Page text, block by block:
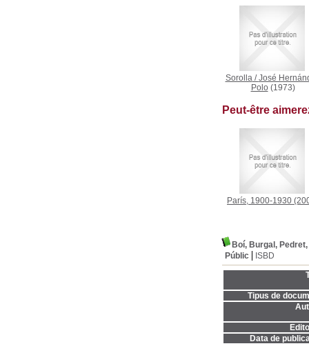
Sorolla/José
Polo(1973)
Peut-être
París, 1900-1930
Boí, Burgal, Pedret,
Públic
ISBD
Tipus de
Data de